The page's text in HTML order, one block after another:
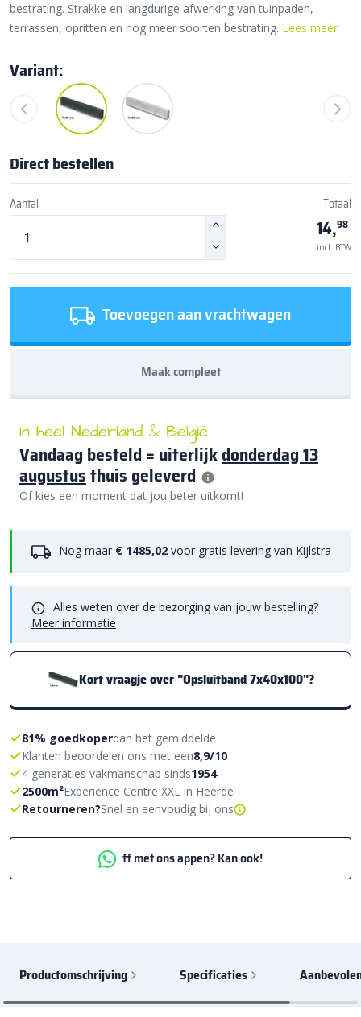
bestrating. Strakke en langdurige afwerking van tuinpaden,
terrassen, opritten en nog meer soorten bestrating. Lees meer
Variant:
Direct bestellen
Aantal Totaal
14,98
incl. BTW
Toevoegen aan vrachtwagen
Maak compleet
In heel Nederland & België
Vandaag besteld = uiterlijkdonderdag 13
augustusthuis geleverd
Of kies een moment dat jou beter uitkomt!
Nog maar € 1485,02 voor gratis levering van Kijlstra
Alles weten over de bezorging van jouw bestelling?
Meer informatie
Kort vraagje over "Opsluitband 7x40x100"?
81% goedkoperdan het gemiddelde
Klanten beoordelen ons met een8,9/10
4 generaties vakmanschap sinds1954
2500m²Experience Centre XXL in Heerde
Retourneren?Snel en eenvoudig bij ons
ff met ons appen? Kan ook!
Productomschrijving Specificaties